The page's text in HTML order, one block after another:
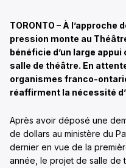
TORONTO – À l’approche
pression monte au
bénéficie d’un large
salle de théâtre. En
organismes franco-
réaffirment la nécessité
Après avoir déposé une
de dollars au ministère du
dernier en vue de la
année, le projet de salle de